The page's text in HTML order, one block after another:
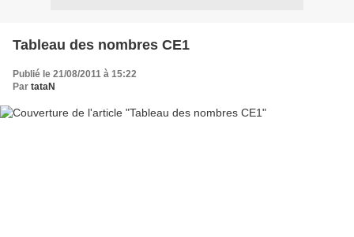
Tableau des nombres CE1
Publié le 21/08/2011 à 15:22
Par tataN